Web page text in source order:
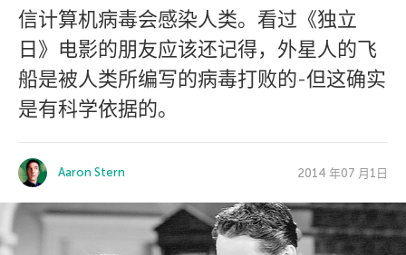
信计算机病毒会感染人类。看过《独立
日》电影的朋友应该还记得，外星人的飞
船是被人类所编写的病毒打败的-但这确实
是有科学依据的。
Aaron Stern 2014 年07 月1日